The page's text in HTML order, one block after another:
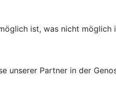
ist, was nicht
unserer Partner in der